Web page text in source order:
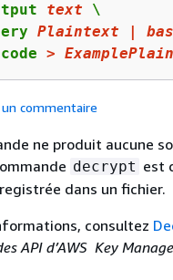
text \
Plaintext |
>
un commentaire
ne produit aucune
decrypt est
dans un fichier.
consultez
API d’AWS Key